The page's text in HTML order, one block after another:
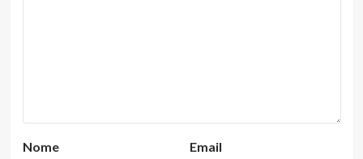
Nome Email